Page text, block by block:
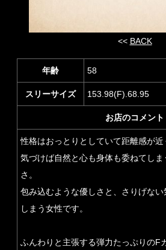
<< BACK
年齢 58
スリーサイズ 153.98(F).68.95
お店のコメント
性格はおっとりとしていて距離感が近
気づけば自然と心も身体も委ねてし
さ。
包み込むような優しさと、さりげな
しまう女性です。
ふんわりと主張する弾力たっぷりのF